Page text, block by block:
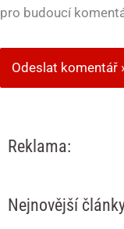
pro budoucí
Reklama:
Nejnovější